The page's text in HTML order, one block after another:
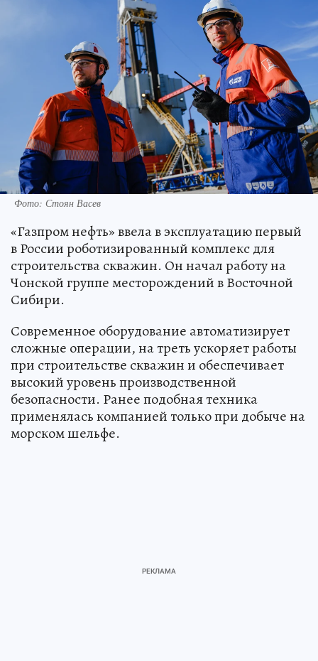
Фото: Стоян Васев
«Газпром нефть» ввела в эксплуатацию первый
в России роботизированный комплекс для
строительства скважин. Он начал работу на
Чонской группе месторождений в Восточной
Сибири.
Современное оборудование автоматизирует
сложные операции, на треть ускоряет работы
при строительстве скважин и обеспечивает
высокий уровень производственной
безопасности. Ранее подобная техника
применялась компанией только при добыче на
морском шельфе.